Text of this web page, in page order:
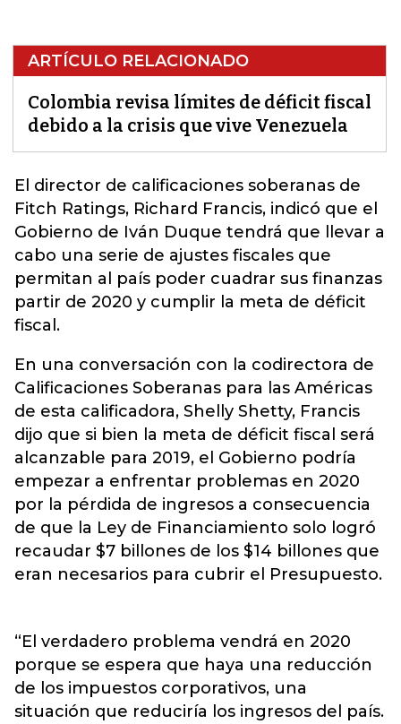
ARTÍCULO RELACIONADO
Colombia revisa límites de déficit fiscal
debido a la crisis que vive Venezuela
El director de calificaciones soberanas de
Fitch Ratings, Richard Francis, indicó que el
Gobierno de Iván Duque tendrá que llevar a
cabo una serie de ajustes fiscales que
permitan al país poder cuadrar sus finanzas
partir de 2020 y cumplir la meta de déficit
fiscal.
En una conversación con la codirectora de
Calificaciones Soberanas para las Américas
de esta calificadora, Shelly Shetty, Francis
dijo que si bien la meta de déficit fiscal será
alcanzable para 2019, el Gobierno podría
empezar a enfrentar problemas en 2020
por la pérdida de ingresos a consecuencia
de que la Ley de Financiamiento solo logró
recaudar $7 billones de los $14 billones que
eran necesarios para cubrir el Presupuesto.
“El verdadero problema vendrá en 2020
porque se espera que haya una reducción
de los impuestos corporativos, una
situación que reduciría los ingresos del país.